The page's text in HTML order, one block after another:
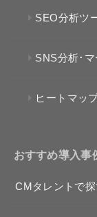
SEO分析ツ
SNS分析･
ヒートマッ
おすすめ導入事
CMタレントで